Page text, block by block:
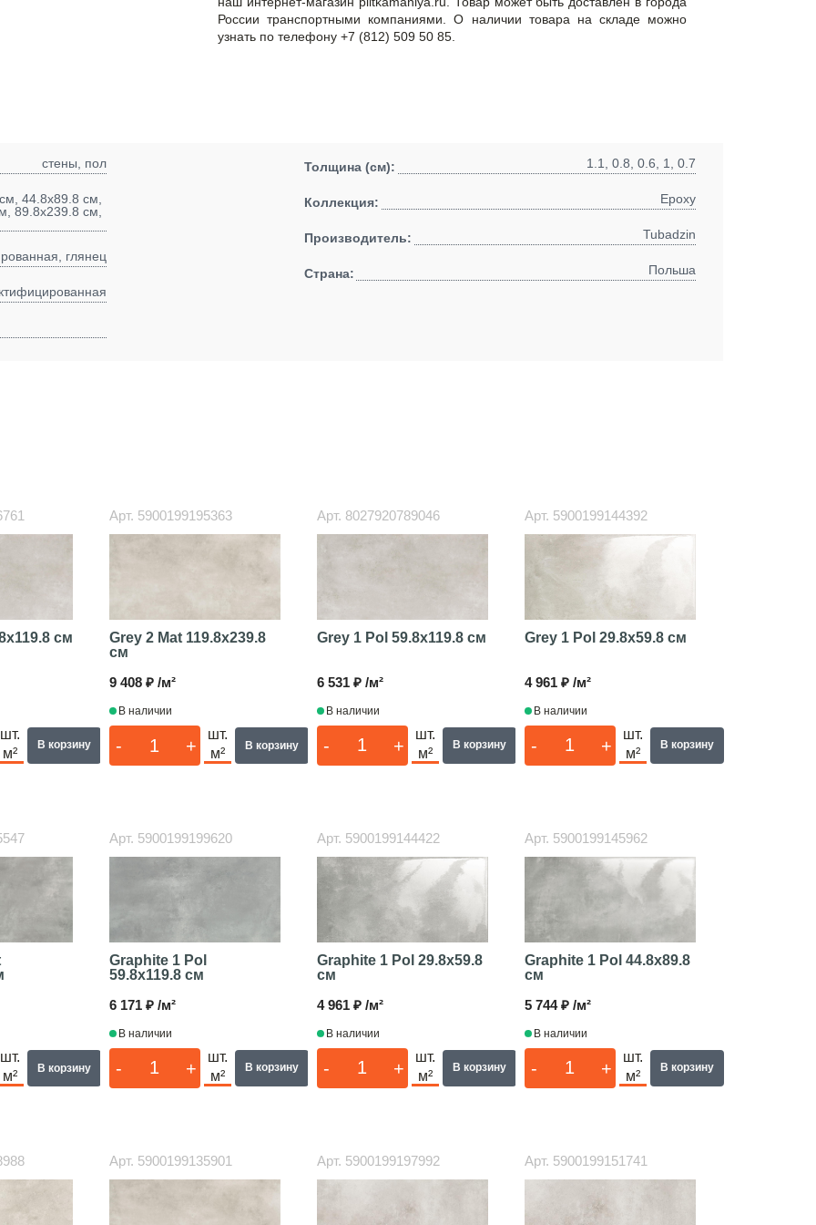
России транспортными компаниями. О наличии товара на складе можно
узнать по телефону +7 (812) 509 50 85.
стены, пол
44.8x89.8 см,
89.8x239.8 см,
глянец
Толщина (см): 1.1, 0.8, 0.6, 1, 0.7
Коллекция: Epoxy
Производитель: Tubadzin
Страна: Польша
см
шт.
м²
В корзину
Арт. 5900199195363
Grey 2 Mat 119.8x239.8
см
9 408 ₽ /м²
В наличии
- +
шт.
м²
В корзину
Арт. 8027920789046
Grey 1 Pol 59.8x119.8 см
6 531 ₽ /м²
В наличии
- +
шт.
м²
В корзину
Арт. 5900199144392
Grey 1 Pol 29.8x59.8 см
4 961 ₽ /м²
В наличии
- +
шт.
м²
В корзину
шт.
м²
В корзину
Арт. 5900199199620
Graphite 1 Pol
59.8x119.8 см
6 171 ₽ /м²
В наличии
- +
шт.
м²
В корзину
Арт. 5900199144422
Graphite 1 Pol 29.8x59.8
см
4 961 ₽ /м²
В наличии
- +
шт.
м²
В корзину
Арт. 5900199145962
Graphite 1 Pol 44.8x89.8
см
5 744 ₽ /м²
В наличии
- +
шт.
м²
В корзину
Арт. 5900199135901 Арт. 5900199197992 Арт. 5900199151741